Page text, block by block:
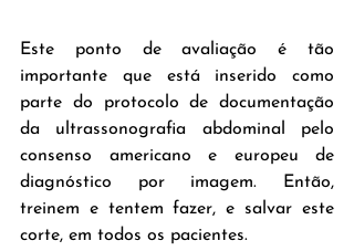
Este ponto de avaliação é tão
importante que está inserido como
parte do protocolo de documentação
da ultrassonografia abdominal pelo
consenso americano e europeu de
diagnóstico por imagem. Então,
treinem e tentem fazer, e salvar este
corte, em todos os pacientes.